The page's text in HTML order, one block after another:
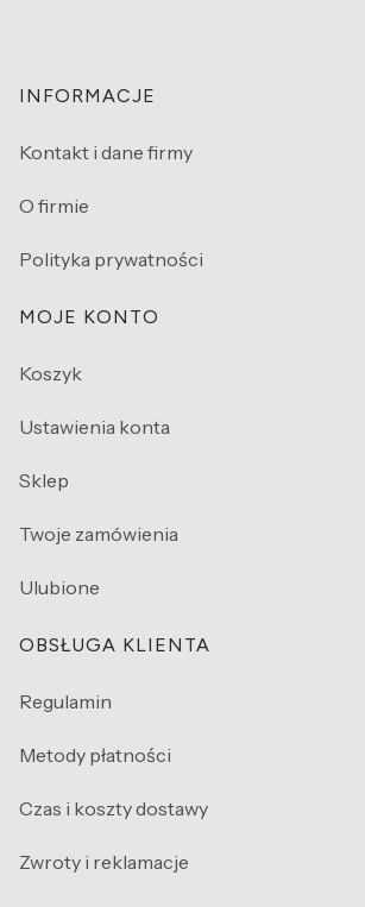
Linki w stopce
INFORMACJE
Kontakt i dane firmy
O firmie
Polityka prywatności
MOJE KONTO
Koszyk
Ustawienia konta
Sklep
Twoje zamówienia
Ulubione
OBSŁUGA KLIENTA
Regulamin
Metody płatności
Czas i koszty dostawy
Zwroty i reklamacje